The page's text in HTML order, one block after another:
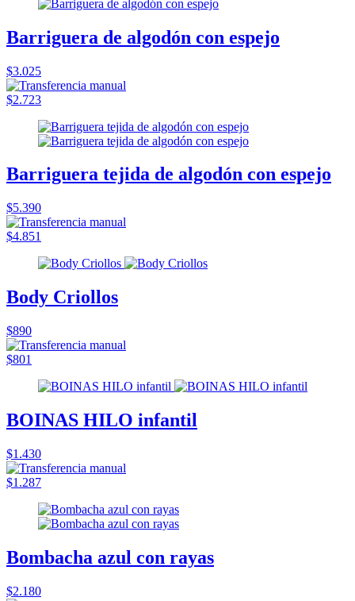
Barriguera de algodón con espejo
$3.025
$2.723
Barriguera tejida de algodón con espejo
$5.390
$4.851
Body Criollos
$890
$801
BOINAS HILO infantil
$1.430
$1.287
Bombacha azul con rayas
$2.180